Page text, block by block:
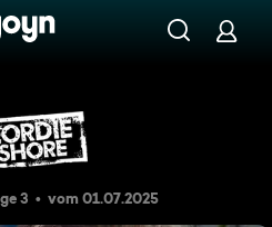
Nachtwanderung
3 vom 01.07.2025